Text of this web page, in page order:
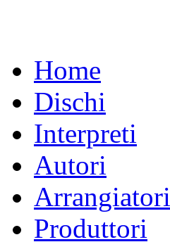
Home
Dischi
Interpreti
Autori
Arrangiatori
Produttori